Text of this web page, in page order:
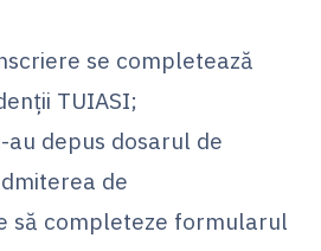
se completează
TUIASI;
depus dosarul de
de
să completeze formularul